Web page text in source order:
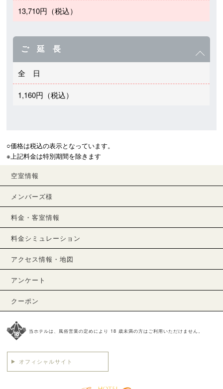
13,710円（税込）
ご 延 長
全 日
1,160円（税込）
○価格は税込の表示となっています。
※上記料金は特別期間を除きます
空室情報
メンバーズ様
料金・客室情報
料金シミュレーション
アクセス情報・地図
アンケート
クーポン
当ホテルは、風俗営業の定めにより 18 歳未満の方はご利用いただけません。
オフィシャルサイト